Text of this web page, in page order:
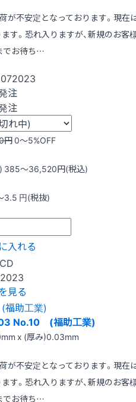
が不安定となっております。現在
す。恐れ入りますが、新規のお客
でお待ち…
注
注
円0〜5%OFF
385〜36,520円(税込)
3.5 円(税抜)
入れる
見る
03 No.10 (福助工業)
x (厚み)0.03mm
が不安定となっております。現在
す。恐れ入りますが、新規のお客
でお待ち…